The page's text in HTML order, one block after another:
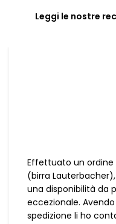
Leggi le nostre
Effettuato un ordine
(birra
una disponibilità da
eccezionale.
spedizione li ho